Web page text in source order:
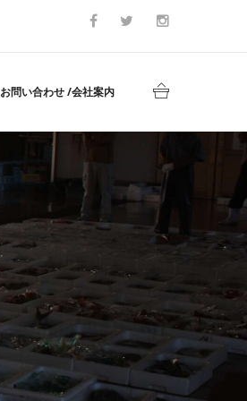
お問い合わせ /会社案内